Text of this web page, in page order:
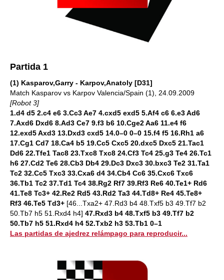
Partida 1
(1) Kasparov,Garry - Karpov,Anatoly [D31]
Match Kasparov vs Karpov Valencia/Spain (1), 24.09.2009
[Robot 3]
1.d4 d5 2.c4 e6 3.Cc3 Ae7 4.cxd5 exd5 5.Af4 c6 6.e3 Ad6
7.Axd6 Dxd6 8.Ad3 Ce7 9.f3 b6 10.Cge2 Aa6 11.e4 f6
12.exd5 Axd3 13.Dxd3 cxd5 14.0–0 0–0 15.f4 f5 16.Rh1 a6
17.Cg1 Cd7 18.Ca4 b5 19.Cc5 Cxc5 20.dxc5 Dxc5 21.Tac1
Dd6 22.Tfe1 Tac8 23.Txc8 Txc8 24.Cf3 Tc4 25.g3 Te4 26.Tc1
h6 27.Cd2 Te6 28.Cb3 Db4 29.Dc3 Dxc3 30.bxc3 Te2 31.Ta1
Tc2 32.Cc5 Txc3 33.Cxa6 d4 34.Cb4 Cc6 35.Cxc6 Txc6
36.Tb1 Tc2 37.Td1 Tc4 38.Rg2 Rf7 39.Rf3 Re6 40.Te1+ Rd6
41.Te8 Tc3+ 42.Re2 Rd5 43.Rd2 Ta3 44.Td8+ Re4 45.Te8+
Rf3 46.Te5 Td3+ [46...Txa2+ 47.Rd3 b4 48.Txf5 b3 49.Tf7 b2
50.Tb7 h5 51.Rxd4 h4] 47.Rxd3 b4 48.Txf5 b3 49.Tf7 b2
50.Tb7 h5 51.Rxd4 h4 52.Txb2 h3 53.Tb1 0–1
Las partidas de ajedrez relámpago para reproducir...